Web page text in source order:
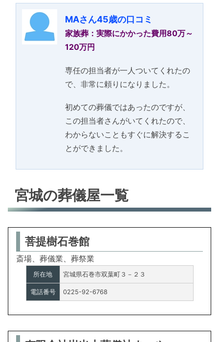
MAさん45歳の口コミ
家族葬：実際にかかった費用80万～
120万円
専任の担当者が一人ついてくれたの
で、非常に頼りになりました。
初めての葬儀ではあったのですが、
この担当者さんがいてくれたので、
わからないこともすぐに解決するこ
とができました。
宮城の葬儀屋一覧
菩提樹石巻館
斎場、葬儀業、葬祭業
所在地 宮城県石巻市双葉町３－２３
電話番号 0225-92-6768